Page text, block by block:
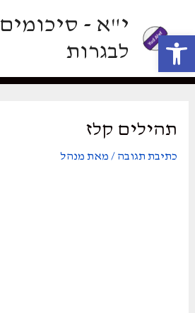
י"א - סיכומים
לבגרות
תהילים קלז
כתיבת תגובה / מאת מנהל
פתח סרגל נגישות